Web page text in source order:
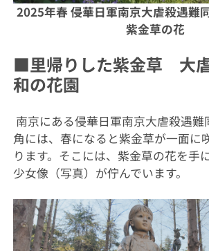
2025年春 侵華日軍南京大虐殺遇難
紫金草の花
■里帰りした紫金草 大
和の花園
南京にある侵華日軍南京大虐殺遇難
角には、春になると紫金草が一面に
ります。そこには、紫金草の花を手
少女像（写真）が佇んでいます。